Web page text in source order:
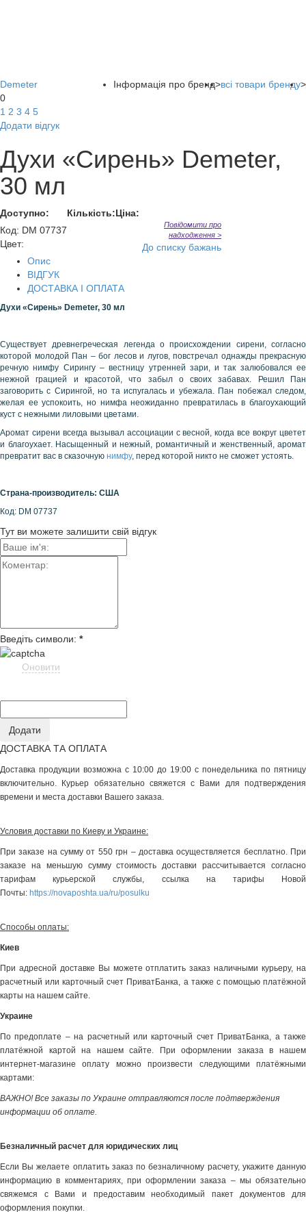
Інформація про бренд>всі товари бренду>
Demeter
0
1 2 3 4 5
Додати відгук
Духи «Сирень» Demeter,
30 мл
Доступно: Кількість:Ціна:
Код: DM 07737
Цвет:
Повідомити про
надходження >
До списку бажань
Опис
ВІДГУК
ДОСТАВКА І ОПЛАТА
Духи «Сирень» Demeter, 30 мл
Существует древнегреческая легенда о происхождении сирени, согласно
которой молодой Пан – бог лесов и лугов, повстречал однажды прекрасную
речную нимфу Сирингу – вестницу утренней зари, и так залюбовался ее
нежной грацией и красотой, что забыл о своих забавах. Решил Пан
заговорить с Сирингой, но та испугалась и убежала. Пан побежал следом,
желая ее успокоить, но нимфа неожиданно превратилась в благоухающий
куст с нежными лиловыми цветами.
Аромат сирени всегда вызывал ассоциации с весной, когда все вокруг цветет
и благоухает. Насыщенный и нежный, романтичный и женственный, аромат
превратит вас в сказочную нимфу, перед которой никто не сможет устоять.
Страна-производитель: США
Код: DM 07737
Тут ви можете залишити свій відгук
Введіть символи: *
Оновити
ДОСТАВКА ТА ОПЛАТА
Доставка продукции возможна с 10:00 до 19:00 с понедельника по пятницу
включительно. Курьер обязательно свяжется с Вами для подтверждения
времени и места доставки Вашего заказа.
Условия доставки по Киеву и Украине:
При заказе на сумму от 550 грн – доставка осуществляется бесплатно. При
заказе на меньшую сумму стоимость доставки рассчитывается согласно
тарифам курьерской службы, ссылка на тарифы Новой
Почты: https://novaposhta.ua/ru/posulku
Способы оплаты:
Киев
При адресной доставке Вы можете отплатить заказ наличными курьеру, на
расчетный или карточный счет ПриватБанка, а также с помощью платёжной
карты на нашем сайте.
Украине
По предоплате – на расчетный или карточный счет ПриватБанка, а также
платёжной картой на нашем сайте. При оформлении заказа в нашем
интернет-магазине оплату можно произвести следующими платёжными
картами:
ВАЖНО! Все заказы по Украине отправляются после подтверждения
информации об оплате.
Безналичный расчет для юридических лиц
Если Вы желаете оплатить заказ по безналичному расчету, укажите данную
информацию в комментариях, при оформлении заказа – мы обязательно
свяжемся с Вами и предоставим необходимый пакет документов для
оформления покупки.